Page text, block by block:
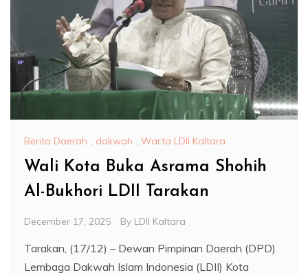
Berita Daerah , dakwah , Warta LDII Kaltara
Wali Kota Buka Asrama Shohih
Al-Bukhori LDII Tarakan
December 17, 2025 By LDII Kaltara
Tarakan, (17/12) – Dewan Pimpinan Daerah (DPD)
Lembaga Dakwah Islam Indonesia (LDII) Kota